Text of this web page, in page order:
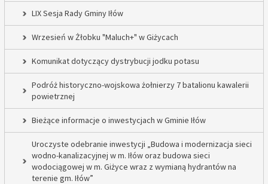
LIX Sesja Rady Gminy Iłów
Wrzesień w Żłobku "Maluch+" w Giżycach
Komunikat dotyczący dystrybucji jodku potasu
Podróż historyczno-wojskowa żołnierzy 7 batalionu kawalerii
powietrznej
Bieżące informacje o inwestycjach w Gminie Iłów
Uroczyste odebranie inwestycji „Budowa i modernizacja sieci
wodno-kanalizacyjnej w m. Iłów oraz budowa sieci
wodociągowej w m. Giżyce wraz z wymianą hydrantów na
terenie gm. Iłów”